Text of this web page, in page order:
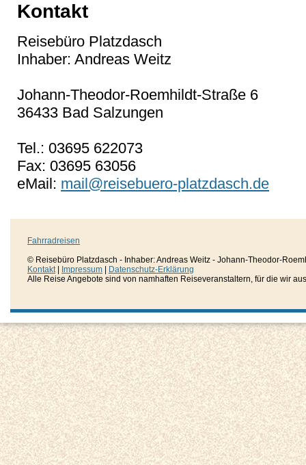
Kontakt
Reisebüro Platzdasch
Inhaber: Andreas Weitz
Johann-Theodor-Roemhildt-Straße 6
36433 Bad Salzungen
Tel.: 03695 622073
Fax: 03695 63056
eMail: mail@reisebuero-platzdasch.de
Fahrradreisen
© Reisebüro Platzdasch - Inhaber: Andreas Weitz - Johann-Theodor-
Kontakt| Impressum
Datenschutz-Erklärung
Alle Reise Angebote sind von namhaften Reiseveranstaltern, für die wir